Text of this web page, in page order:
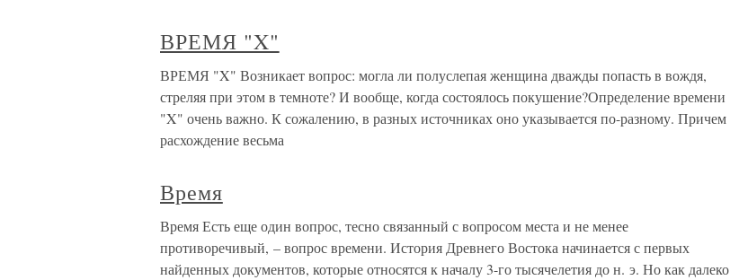
ВРЕМЯ "X"
ВРЕМЯ "X" Возникает вопрос: могла ли полуслепая женщина дважды попасть в вождя,
стреляя при этом в темноте? И вообще, когда состоялось покушение?Определение времени
"X" очень важно. К сожалению, в разных источниках оно указывается по-разному. Причем
расхождение весьма
Время
Время Есть еще один вопрос, тесно связанный с вопросом места и не менее
противоречивый, – вопрос времени. История Древнего Востока начинается с первых
найденных документов, которые относятся к началу 3-го тысячелетия до н. э. Но как далеко